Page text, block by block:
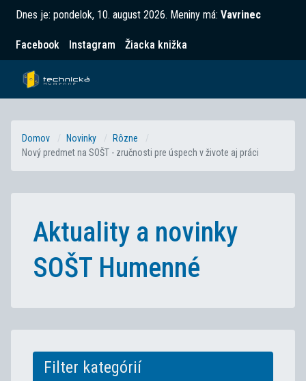
Dnes je: pondelok, 10. august 2026. Meniny má: Vavrinec
Facebook Instagram Žiacka knižka
Domov Novinky
Rôzne
Nový predmet na SOŠT - zručnosti pre úspech v živote aj práci
Aktuality a novinky
SOŠT Humenné
Filter kategórií